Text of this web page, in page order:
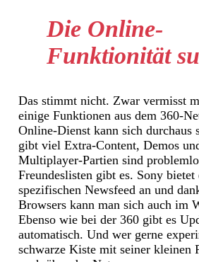
Die Online-
Funktionität
Das stimmt nicht. Zwar vermisst
einige Funktionen aus dem 360-
Online-Dienst kann sich durchaus
gibt viel Extra-Content, Demos
Multiplayer-Partien sind
Freundeslisten gibt es. Sony bietet
spezifischen Newsfeed an und
Browsers kann man sich auch im
Ebenso wie bei der 360 gibt es
automatisch. Und wer gerne
schwarze Kiste mit seiner kleinen